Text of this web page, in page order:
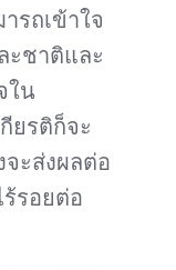
รถเข้าใจ
ะชาติและ
ใน
ยรติก็จะ
จะส่งผลต่อ
รอยต่อ